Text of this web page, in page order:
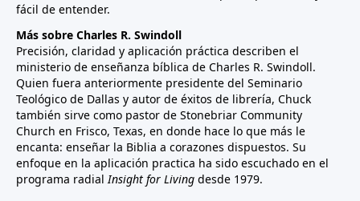
fácil de entender.
Más sobre Charles R. Swindoll
Precisión, claridad y aplicación práctica describen el
ministerio de enseñanza bíblica de Charles R. Swindoll.
Quien fuera anteriormente presidente del Seminario
Teológico de Dallas y autor de éxitos de librería, Chuck
también sirve como pastor de Stonebriar Community
Church en Frisco, Texas, en donde hace lo que más le
encanta: enseñar la Biblia a corazones dispuestos. Su
enfoque en la aplicación practica ha sido escuchado en el
programa radialInsight for Living desde 1979.